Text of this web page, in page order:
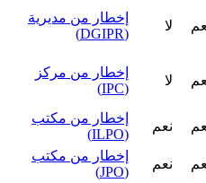
لا
إخطار من مديرية
(DGIPR)
لا
إخطار من مركز
(IPC)
نعم
إخطار من مكتب
(ILPO)
نعم
إخطار من مكتب
(JPO)